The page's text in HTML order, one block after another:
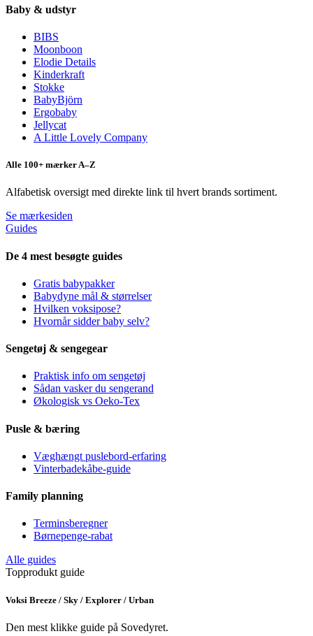
Baby & udstyr
BIBS
Moonboon
Elodie Details
Kinderkraft
Stokke
BabyBjörn
Ergobaby
Jellycat
A Little Lovely Company
Alle 100+ mærker A–Z
Alfabetisk oversigt med direkte link til hvert brands sortiment.
Se mærkesiden
Guides
De 4 mest besøgte guides
Gratis babypakker
Babydyne mål & størrelser
Hvilken voksipose?
Hvornår sidder baby selv?
Sengetøj & sengegear
Praktisk info om sengetøj
Sådan vasker du sengerand
Økologisk vs Oeko-Tex
Pusle & bæring
Væghængt puslebord-erfaring
Vinterbadekåbe-guide
Family planning
Terminsberegner
Børnepenge-rabat
Alle guides
Topprodukt guide
Voksi Breeze / Sky / Explorer / Urban
Den mest klikke guide på Sovedyret.